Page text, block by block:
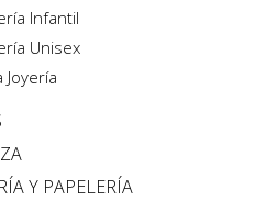
Infantil
Unisex
Joyería
Y PAPELERÍA